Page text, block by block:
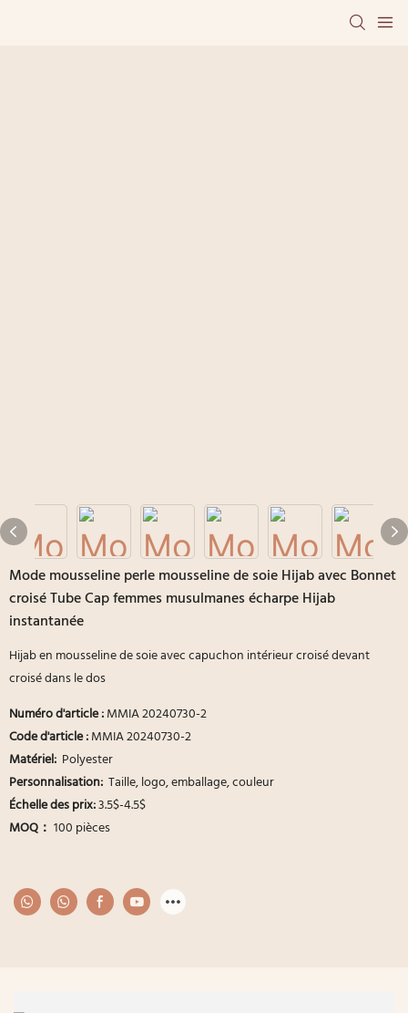
Mode mousseline perle mousseline de soie Hijab avec Bonnet
croisé Tube Cap femmes musulmanes écharpe Hijab
instantanée
Hijab en mousseline de soie avec capuchon intérieur croisé devant
croisé dans le dos
Numéro d'article :MMIA 20240730-2
Code d'article :MMIA 20240730-2
Matériel: Polyester
Personnalisation: Taille, logo, emballage, couleur
Échelle des prix:3.5$-4.5$
MOQ： 100 pièces